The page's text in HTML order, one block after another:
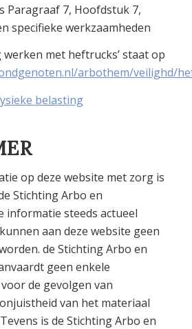
Paragraaf 7, Hoofdstuk 7,
specifieke werkzaamheden
werken met heftrucks’ staat op
arbothem/veilighd/
belasting
op deze website met zorg is
Stichting Arbo en
informatie steeds actueel
aan deze website geen
de Stichting Arbo en
geen enkele
de gevolgen van
van het materiaal
is de Stichting Arbo en